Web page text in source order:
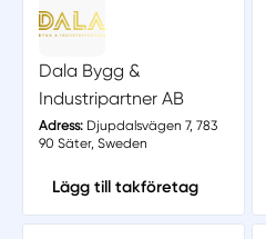
Dala Bygg &
Industripartner AB
Adress:Djupdalsvägen 7, 783
90 Säter, Sweden
Lägg till takföretag